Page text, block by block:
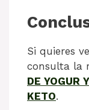
Si quieres
consulta la
DE YOGUR
KETO.